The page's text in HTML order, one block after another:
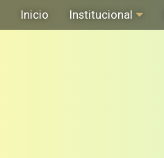
Inicio Institucional